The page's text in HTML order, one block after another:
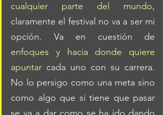
cualquier parte del mundo,
claramente el festival no va a ser mi
enfoques y hacia donde quiere
apuntar cada uno con su carrera.
No lo persigo como una meta sino
como algo que si tiene que pasar